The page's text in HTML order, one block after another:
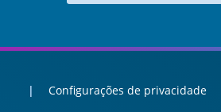
Configurações de privacidade